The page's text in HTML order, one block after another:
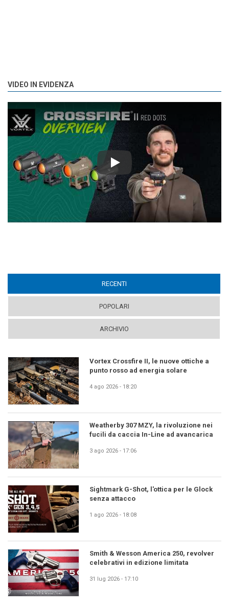
VIDEO IN EVIDENZA
Play
RECENTI
POPOLARI
ARCHIVIO
Vortex Crossfire II, le nuove ottiche a
punto rosso ad energia solare
4 ago 2026 - 18:20
Weatherby 307 MZY, la rivoluzione nei
fucili da caccia In-Line ad avancarica
3 ago 2026 - 17:06
Sightmark G-Shot, l'ottica per le Glock
senza attacco
1 ago 2026 - 18:08
Smith & Wesson America 250, revolver
celebrativi in edizione limitata
31 lug 2026 - 17:10